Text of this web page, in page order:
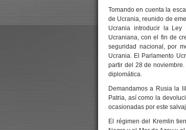
Tomando en cuenta la
de Ucrania, reunido de
Ucrania introducir la
Ucraniana, con el fin de
seguridad nacional, por
Ucrania. El Parlamento
partir del 28 de
diplomática.
Demandamos a Rusia la
Patria, así como la
ocasionadas por este
El régimen del Kremlin